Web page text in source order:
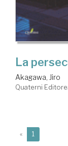
La
Akagawa, Jiro
Quaterni
« 1